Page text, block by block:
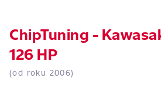
ChipTuning -
126 HP
(od roku 2006)